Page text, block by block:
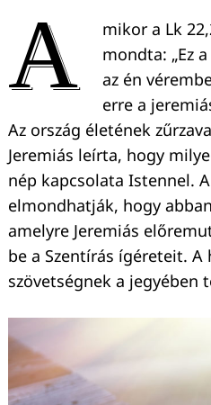
A
mikor a Lk
mondta: „Ez
az én
erre a
Az ország életének
Jeremiás leírta, hogy
nép kapcsolata Istennel.
elmondhatják, hogy
amelyre Jeremiás
be a Szentírás ígéreteit.
szövetségnek a jegyében